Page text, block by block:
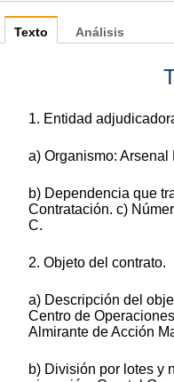
Texto
1. Entidad
a) Organismo:
b) Dependencia que
Contratación. c)
C.
2. Objeto del contrato.
a) Descripción del
Centro de
Almirante de Acción
b) División por lotes y
Análisis